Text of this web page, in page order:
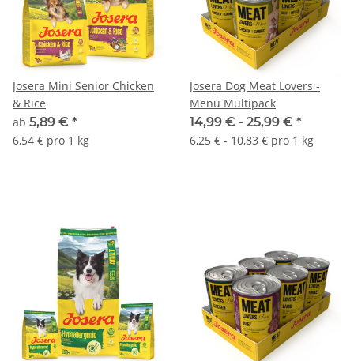
Josera Mini Senior Chicken
& Rice
ab 5,89 € *
6,54 € pro 1 kg
Josera Dog Meat Lovers -
Menü Multipack
14,99 € - 25,99 € *
6,25 € - 10,83 € pro 1 kg